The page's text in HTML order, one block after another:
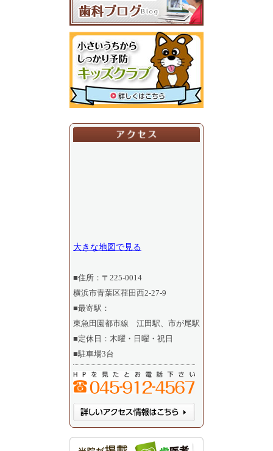
大きな地図で見る
■住所：〒225-0014
横浜市青葉区荏田西2-27-9
■最寄駅：
東急田園都市線 江田駅、市が尾駅
■定休日：木曜・日曜・祝日
■駐車場3台